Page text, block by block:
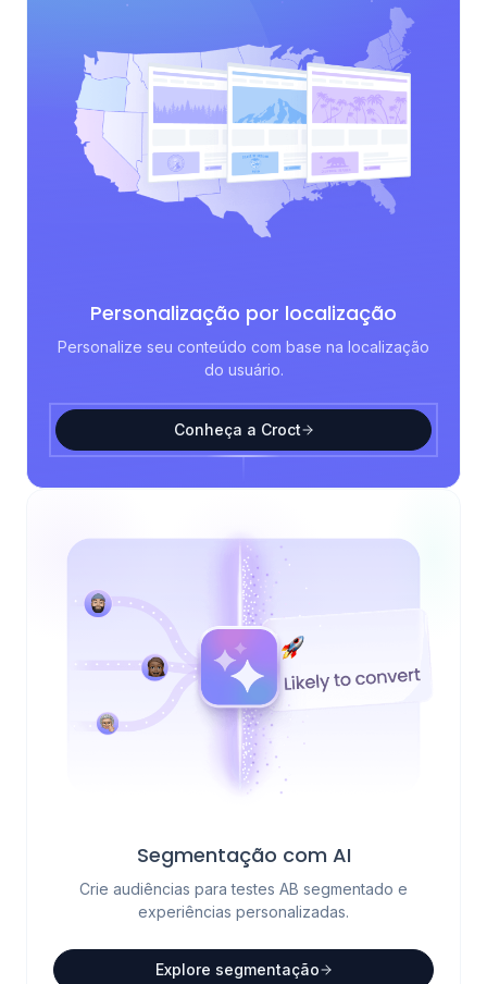
Personalização por localização
Personalize seu conteúdo com base na localização
do usuário.
Conheça a Croct
Segmentação com AI
Crie audiências para testes AB segmentado e
experiências personalizadas.
Explore segmentação